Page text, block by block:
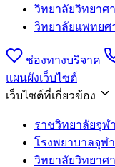
วิทยาลัยวิทยาศ
วิทยาลัยแพทย
ช่องทางบริจาค
แผนผังเว็บไซต์
เว็บไซต์ที่เกี่ยวข้อง
ราชวิทยาลัยจุ
โรงพยาบาลจุฬ
วิทยาลัยวิทยาศ